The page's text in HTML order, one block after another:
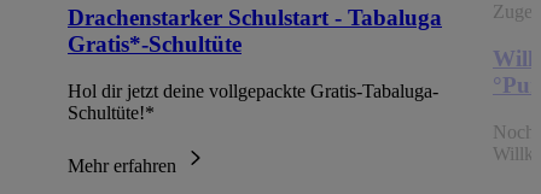
Drachenstarker Schulstart - Tabaluga
Gratis*-Schultüte
Hol dir jetzt deine vollgepackte Gratis-Tabaluga-
Schultüte!*
Mehr erfahren
Noch